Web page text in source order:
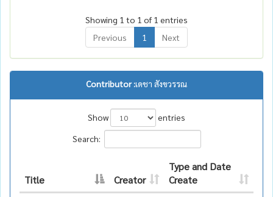
Showing 1 to 1 of 1 entries
Previous
1 Next
Contributor :เดชา สังขวรรณ
Show
entries
Search:
Title Creator
Type and Date
Create